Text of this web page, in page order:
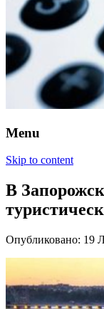
Menu
Skip to content
В
Опубликовано: 19